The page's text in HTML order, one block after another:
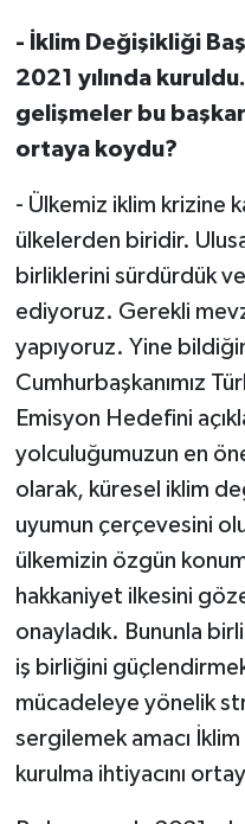
- İklim Değişikliği
2021 yılında
gelişmeler bu
ortaya koydu?
- Ülkemiz iklim krizine
ülkelerden biridir.
birliklerini sürdürdük
ediyoruz. Gerekli
yapıyoruz. Yine
Cumhurbaşkanımız
Emisyon Hedefini
yolculuğumuzun en
olarak, küresel iklim
uyumun çerçevesini
ülkemizin özgün
hakkaniyet ilkesini
onayladık. Bununla
iş birliğini
mücadeleye yönelik
sergilemek amacı İklim
kurulma ihtiyacını